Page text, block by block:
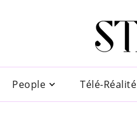
People Télé-Réalité